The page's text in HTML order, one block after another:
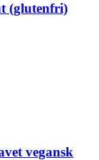
(glutenfri)
vegansk